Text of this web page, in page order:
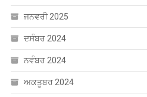
ਜਨਵਰੀ 2025
ਦਸੰਬਰ 2024
ਨਵੰਬਰ 2024
ਅਕਤੂਬਰ 2024